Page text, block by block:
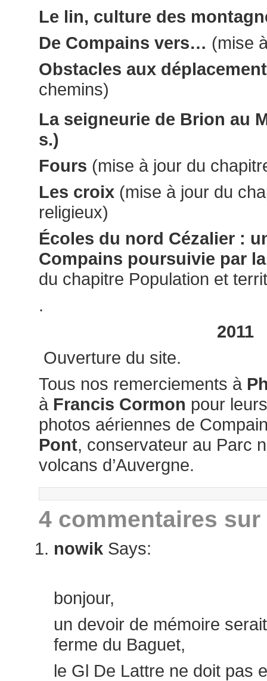
Le lin, culture des
De Compains vers… (mise
Obstacles aux
chemins)
La seigneurie de Brion au
s.)
Fours (mise à jour du
Les croix (mise à jour du
religieux)
Écoles du nord Cézalier :
Compains poursuivie par
du chapitre Population et
.
2011
Ouverture du site.
Tous nos remerciements à
à Francis Cormon pour
photos aériennes de
Pont, conservateur au Parc
volcans d’Auvergne.
4 commentaires sur
nowik Says:
bonjour,
un devoir de mémoire
ferme du Baguet,
le Gl De Lattre ne doit pas